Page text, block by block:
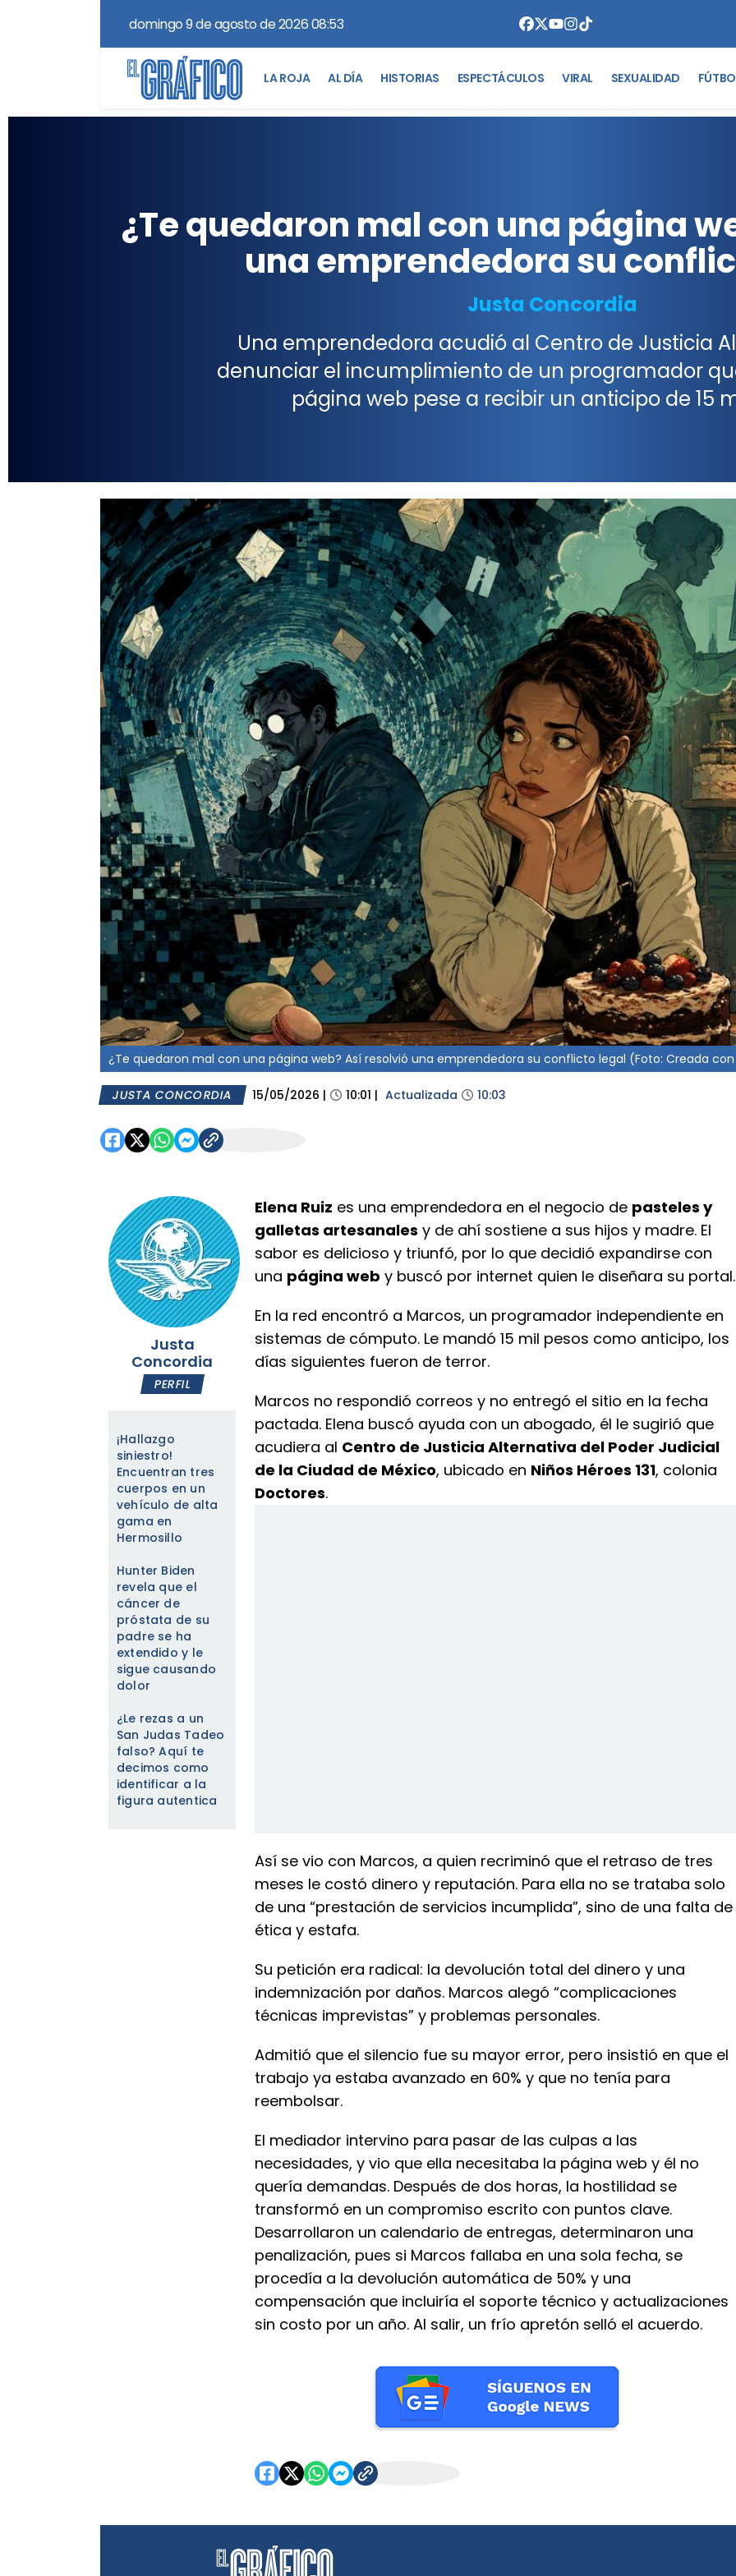
domingo 9 de agosto de 2026 08:53
LA ROJA AL DÍA HISTORIAS ESPECTÁCULOS VIRAL SEXUALIDAD
¿Te quedaron mal con una página
una emprendedora su
Justa Concordia
Una emprendedora acudió al Centro de Justicia
denunciar el incumplimiento de un programador
página web pese a recibir un anticipo de 15
¿Te quedaron mal con una página web? Así resolvió una emprendedora su conflicto legal (Foto: Creada con
JUSTA CONCORDIA 15/05/2026 | 10:01 | Actualizada 10:03
Justa
Concordia
PERFIL
¡Hallazgo
siniestro!
Encuentran tres
cuerpos en un
vehículo de alta
gama en
Hermosillo
Hunter Biden
revela que el
cáncer de
próstata de su
padre se ha
extendido y le
sigue causando
dolor
¿Le rezas a un
San Judas Tadeo
falso? Aquí te
decimos como
identificar a la
figura autentica
Elena Ruiz es una emprendedora en el negocio de pasteles y
galletas artesanales y de ahí sostiene a sus hijos y madre. El
sabor es delicioso y triunfó, por lo que decidió expandirse con
una página web y buscó por internet quien le diseñara su portal.
En la red encontró a Marcos, un programador independiente en
sistemas de cómputo. Le mandó 15 mil pesos como anticipo, los
días siguientes fueron de terror.
Marcos no respondió correos y no entregó el sitio en la fecha
pactada. Elena buscó ayuda con un abogado, él le sugirió que
acudiera al Centro de Justicia Alternativa del Poder Judicial
de la Ciudad de México, ubicado en Niños Héroes 131, colonia
Doctores.
Así se vio con Marcos, a quien recriminó que el retraso de tres
meses le costó dinero y reputación. Para ella no se trataba solo
de una “prestación de servicios incumplida”, sino de una falta de
ética y estafa.
Su petición era radical: la devolución total del dinero y una
indemnización por daños. Marcos alegó “complicaciones
técnicas imprevistas” y problemas personales.
Admitió que el silencio fue su mayor error, pero insistió en que el
trabajo ya estaba avanzado en 60% y que no tenía para
reembolsar.
El mediador intervino para pasar de las culpas a las
necesidades, y vio que ella necesitaba la página web y él no
quería demandas. Después de dos horas, la hostilidad se
transformó en un compromiso escrito con puntos clave.
Desarrollaron un calendario de entregas, determinaron una
penalización, pues si Marcos fallaba en una sola fecha, se
procedía a la devolución automática de 50% y una
compensación que incluiría el soporte técnico y actualizaciones
sin costo por un año. Al salir, un frío apretón selló el acuerdo.